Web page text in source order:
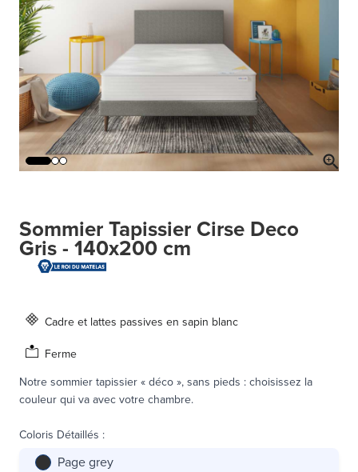
Sommier Tapissier Cirse Deco
Gris - 140x200 cm
Cadre et lattes passives en sapin blanc
Ferme
Notre sommier tapissier « déco », sans pieds : choisissez la
couleur qui va avec votre chambre.
Coloris Détaillés :
Page grey